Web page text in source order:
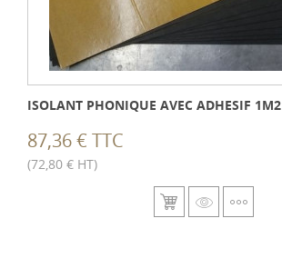
ISOLANT PHONIQUE AVEC ADHESIF 1M2
87,36 € TTC
(72,80 € HT)